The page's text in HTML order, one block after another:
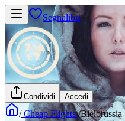
Segnalibri
Condividi Accedi
/Cheap Flights/Bielorussia